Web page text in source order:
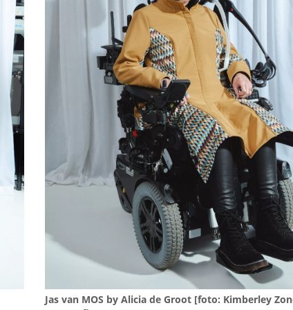
Jas van MOS by Alicia de Groot [foto: Kimberley